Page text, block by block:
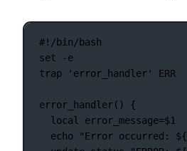
#!/bin/bash
set
-e
trap
'error_handler' ERR
error_handler() {
local
error_message=$1
echo
"Error occurred: ${